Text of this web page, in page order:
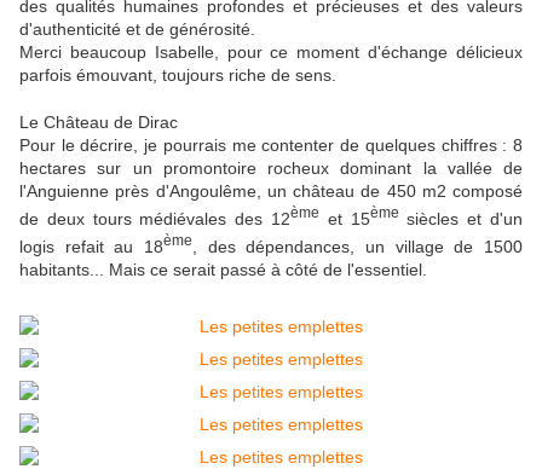
des qualités humaines profondes et précieuses et des valeurs
d'authenticité et de générosité.
Merci beaucoup Isabelle, pour ce moment d'échange délicieux
parfois émouvant, toujours riche de sens.
Le Château de Dirac
Pour le décrire, je pourrais me contenter de quelques chiffres : 8
hectares sur un promontoire rocheux dominant la vallée de
l'Anguienne près d'Angoulême, un château de 450 m2 composé
de deux tours médiévales des 12ème et 15ème siècles et d'un
logis refait au 18ème
, des dépendances, un village de 1500
habitants... Mais ce serait passé à côté de l'essentiel.